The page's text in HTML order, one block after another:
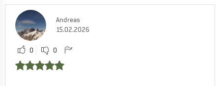
Andreas
15.02.2026
0 0